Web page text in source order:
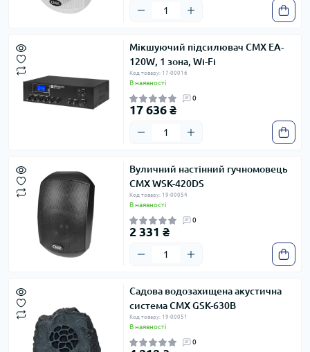
Мікшуючий підсилювач CMX EA-
120W, 1 зона, Wi-Fi
Код товару: 17-00016
В наявності
0
17 636 ₴
Вуличний настінний гучномовець
CMX WSK-420DS
Код товару: 19-00054
В наявності
0
2 331 ₴
Садова водозахищена акустична
система CMX GSK-630B
Код товару: 19-00051
В наявності
0